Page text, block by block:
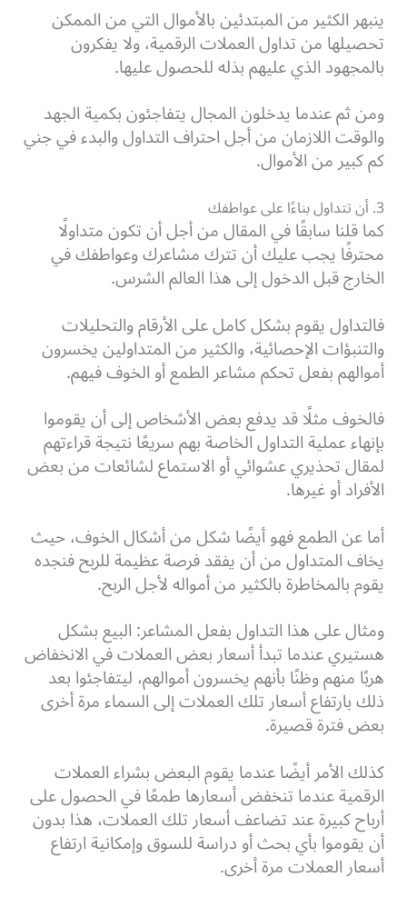
ينبهر الكثير من المبتدئين بالأموال التي من الممكن
تحصيلها من تداول العملات الرقمية، ولا يفكرون
بالمجهود الذي عليهم بذله للحصول عليها.
ومن ثم عندما يدخلون المجال يتفاجئون بكمية الجهد
والوقت اللازمان من أجل احتراف التداول والبدء في جني
كم كبير من الأموال.
3. أن تتداول بناءًا على عواطفك
كما قلنا سابقًا في المقال من أجل أن تكون متداولًا
محترفًا يجب عليك أن تترك مشاعرك وعواطفك في
الخارج قبل الدخول إلى هذا العالم الشرس.
فالتداول يقوم بشكل كامل على الأرقام والتحليلات
والتنبؤات الإحصائية، والكثير من المتداولين يخسرون
أموالهم بفعل تحكم مشاعر الطمع أو الخوف فيهم.
فالخوف مثلًا قد يدفع بعض الأشخاص إلى أن يقوموا
بإنهاء عملية التداول الخاصة بهم سريعًا نتيجة قراءتهم
لمقال تحذيري عشوائي أو الاستماع لشائعات من بعض
الأفراد أو غيرها.
أما عن الطمع فهو أيضًا شكل من أشكال الخوف، حيث
يخاف المتداول من أن يفقد فرصة عظيمة للربح فنجده
يقوم بالمخاطرة بالكثير من أمواله لأجل الربح.
ومثال على هذا التداول بفعل المشاعر: البيع بشكل
هستيري عندما تبدأ أسعار بعض العملات في الانخفاض
هربًا منهم وظنًا بأنهم يخسرون أموالهم، ليتفاجئوا بعد
ذلك بارتفاع أسعار تلك العملات إلى السماء مرة أخرى
بعض فترة قصيرة.
كذلك الأمر أيضًا عندما يقوم البعض بشراء العملات
الرقمية عندما تنخفض أسعارها طمعًا في الحصول على
أرباح كبيرة عند تضاعف أسعار تلك العملات، هذا بدون
أن يقوموا بأي بحث أو دراسة للسوق وإمكانية ارتفاع
أسعار العملات مرة أخرى.